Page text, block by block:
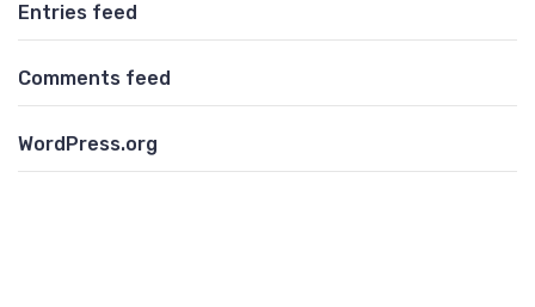
Entries feed
Comments feed
WordPress.org